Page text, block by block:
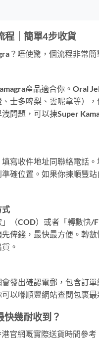
程｜簡單4步收貨
？唔使驚，個流程非常簡
產品適合你。Oral
士多啤梨、雲呢拿等）
問題，可以揀Super
寫收件地址同聯絡電話
確位置。如果你揀順豐
式
（COD）或者「轉數快/
俾錢，最快最方便。轉數
。
發出確認電郵，包含訂
以喺順豐網站查閱包裹最
快幾耐收到？
官網嘅實際送貨時間參考